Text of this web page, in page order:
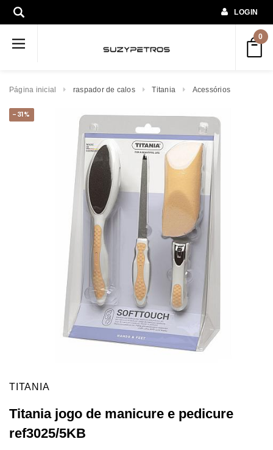
LOGIN
0
Página inicial raspador de calos Titania Acessórios
-31%
TITANIA
Titania jogo de manicure e pedicure
ref3025/5KB